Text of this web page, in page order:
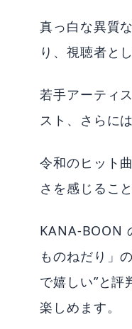
真っ白な異質
り、視聴者と
若手アーティ
スト、さらに
令和のヒット
さを感じるこ
KANA-BOON
ものねだり」
で嬉しい”と
楽しめます。